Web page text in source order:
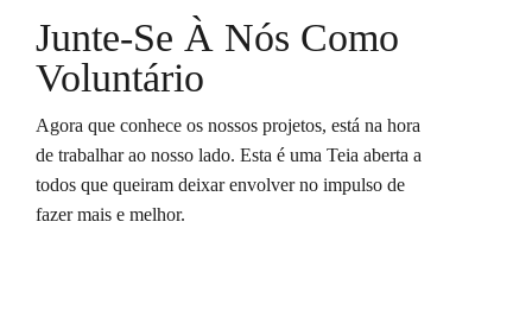
Junte-Se À Nós Como
Voluntário
Agora que conhece os nossos projetos, está na hora
de trabalhar ao nosso lado. Esta é uma Teia aberta a
todos que queiram deixar envolver no impulso de
fazer mais e melhor.